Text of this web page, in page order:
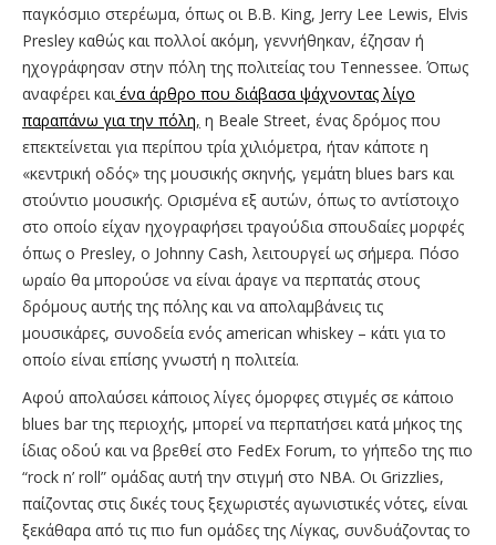
παγκόσμιο στερέωμα, όπως οι B.B. King, Jerry Lee Lewis, Elvis
Presley καθώς και πολλοί ακόμη, γεννήθηκαν, έζησαν ή
ηχογράφησαν στην πόλη της πολιτείας του Tennessee. Όπως
αναφέρει καιένα άρθρο που διάβασα ψάχνοντας λίγο
παραπάνω για την πόλη, η Beale Street, ένας δρόμος που
επεκτείνεται για περίπου τρία χιλιόμετρα, ήταν κάποτε η
«κεντρική οδός» της μουσικής σκηνής, γεμάτη blues bars και
στούντιο μουσικής. Ορισμένα εξ αυτών, όπως το αντίστοιχο
στο οποίο είχαν ηχογραφήσει τραγούδια σπουδαίες μορφές
όπως ο Presley, o Johnny Cash, λειτουργεί ως σήμερα. Πόσο
ωραίο θα μπορούσε να είναι άραγε να περπατάς στους
δρόμους αυτής της πόλης και να απολαμβάνεις τις
μουσικάρες, συνοδεία ενός american whiskey – κάτι για το
οποίο είναι επίσης γνωστή η πολιτεία.
Αφού απολαύσει κάποιος λίγες όμορφες στιγμές σε κάποιο
blues bar της περιοχής, μπορεί να περπατήσει κατά μήκος της
ίδιας οδού και να βρεθεί στο FedEx Forum, το γήπεδο της πιο
“rock n’ roll” ομάδας αυτή την στιγμή στο ΝΒΑ. Οι Grizzlies,
παίζοντας στις δικές τους ξεχωριστές αγωνιστικές νότες, είναι
ξεκάθαρα από τις πιο fun ομάδες της Λίγκας, συνδυάζοντας το